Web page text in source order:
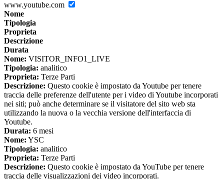
www.youtube.com
Nome
Tipologia
Proprieta
Descrizione
Durata
Nome: VISITOR_INFO1_LIVE
Tipologia: analitico
Proprieta: Terze Parti
Descrizione: Questo cookie è impostato da Youtube per tenere
traccia delle preferenze dell'utente per i video di Youtube incorporati
nei siti; può anche determinare se il visitatore del sito web sta
utilizzando la nuova o la vecchia versione dell'interfaccia di
Youtube.
Durata: 6 mesi
Nome: YSC
Tipologia: analitico
Proprieta: Terze Parti
Descrizione: Questo cookie è impostato da YouTube per tenere
traccia delle visualizzazioni dei video incorporati.